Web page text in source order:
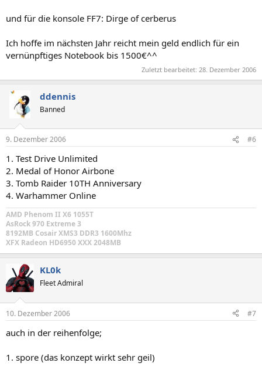
und für die konsole FF7: Dirge of cerberus
Ich hoffe im nächsten Jahr reicht mein geld endlich für ein
vernünpftiges Notebook bis 1500€^^
Zuletzt bearbeitet: 28. Dezember 2006
ddennis
Banned
9. Dezember 2006 #6
1. Test Drive Unlimited
2. Medal of Honor Airbone
3. Tomb Raider 10TH Anniversary
4. Warhammer Online
AMD Phenom II X6 1055T
AsRock 970 Extreme 3
8192MB Cosair XMS3 DDR3 1600Mhz
XFX Radeon HD6950 XXX 2048MB
KL0k
Fleet Admiral
10. Dezember 2006 #7
auch in der reihenfolge;
1. spore (das konzept wirkt sehr geil)